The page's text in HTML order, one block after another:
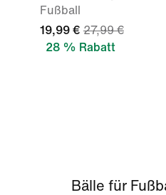
Fußball
19,99 € 27,99 €
28 % Rabatt
Bälle für